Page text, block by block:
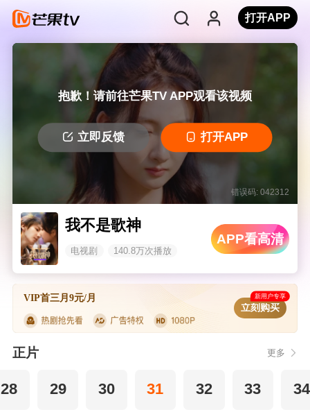
打开APP
抱歉！请前往芒果TV APP观看该视频
立即反馈 打开APP
错误码: 042312
我不是歌神
电视剧 140.8万次播放
APP看高清
VIP首三月9元/月 新用户专享
立刻购买
正片 更多
28 29 30 31 32 33 34